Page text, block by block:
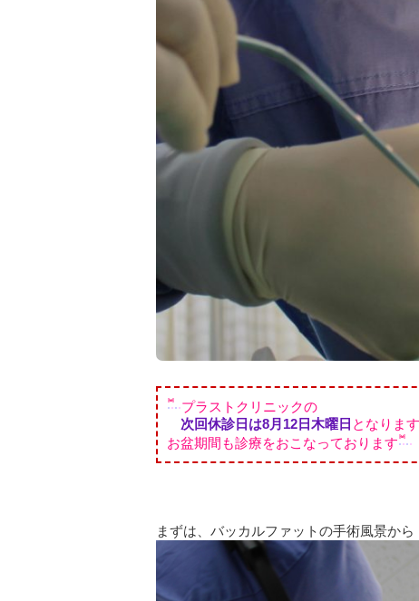
プラストクリニックの
次回休診日は8月12日木曜日 となります
お盆期間も診療をおこなっております
まずは、バッカルファットの手術風景から